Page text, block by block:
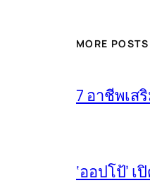
MORE POSTS
7 อาชีพเส
‘ออปโป้’